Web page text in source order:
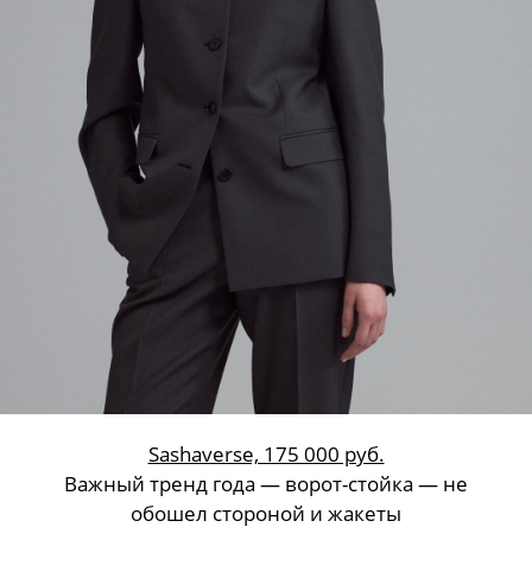
Sashaverse, 175 000 руб.
Важный тренд года — ворот-стойка — не
обошел стороной и жакеты